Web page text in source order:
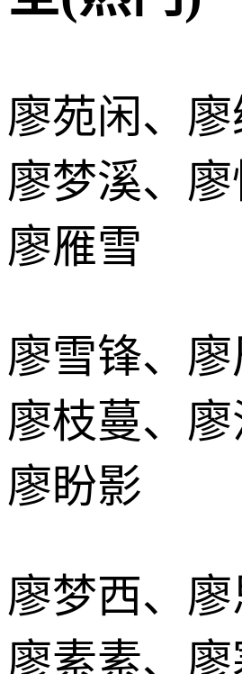
廖苑闲、廖
廖梦溪、廖
廖雁雪
廖雪锋、廖
廖枝蔓、廖
廖盼影
廖梦西、廖
廖素素、廖